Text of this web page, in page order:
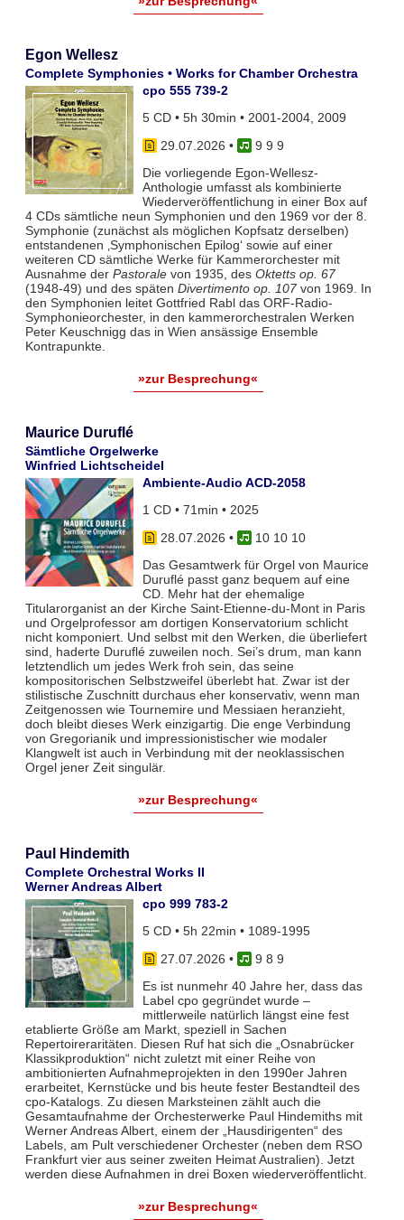
Egon Wellesz
Complete Symphonies • Works for Chamber Orchestra
cpo 555 739-2
5 CD • 5h 30min • 2001-2004, 2009
29.07.2026 •
9 9 9
Die vorliegende Egon-Wellesz-
Anthologie umfasst als kombinierte
Wiederveröffentlichung in einer Box auf
4 CDs sämtliche neun Symphonien und den 1969 vor der 8.
Symphonie (zunächst als möglichen Kopfsatz derselben)
entstandenen ‚Symphonischen Epilog‘ sowie auf einer
weiteren CD sämtliche Werke für Kammerorchester mit
Ausnahme der Pastoralevon 1935, des Oktetts op. 67
(1948-49) und des späten Divertimento op. 107von 1969. In
den Symphonien leitet Gottfried Rabl das ORF-Radio-
Symphonieorchester, in den kammerorchestralen Werken
Peter Keuschnigg das in Wien ansässige Ensemble
Kontrapunkte.
»zur Besprechung«
Maurice Duruflé
Sämtliche Orgelwerke
Winfried Lichtscheidel
Ambiente-Audio ACD-2058
1 CD • 71min • 2025
28.07.2026 •
10 10 10
Das Gesamtwerk für Orgel von Maurice
Duruflé passt ganz bequem auf eine
CD. Mehr hat der ehemalige
Titularorganist an der Kirche Saint-Etienne-du-Mont in Paris
und Orgelprofessor am dortigen Konservatorium schlicht
nicht komponiert. Und selbst mit den Werken, die überliefert
sind, haderte Duruflé zuweilen noch. Sei’s drum, man kann
letztendlich um jedes Werk froh sein, das seine
kompositorischen Selbstzweifel überlebt hat. Zwar ist der
stilistische Zuschnitt durchaus eher konservativ, wenn man
Zeitgenossen wie Tournemire und Messiaen heranzieht,
doch bleibt dieses Werk einzigartig. Die enge Verbindung
von Gregorianik und impressionistischer wie modaler
Klangwelt ist auch in Verbindung mit der neoklassischen
Orgel jener Zeit singulär.
»zur Besprechung«
Paul Hindemith
Complete Orchestral Works II
Werner Andreas Albert
cpo 999 783-2
5 CD • 5h 22min • 1089-1995
27.07.2026 •
9 8 9
Es ist nunmehr 40 Jahre her, dass das
Label cpo gegründet wurde –
mittlerweile natürlich längst eine fest
etablierte Größe am Markt, speziell in Sachen
Repertoireraritäten. Diesen Ruf hat sich die „Osnabrücker
Klassikproduktion“ nicht zuletzt mit einer Reihe von
ambitionierten Aufnahmeprojekten in den 1990er Jahren
erarbeitet, Kernstücke und bis heute fester Bestandteil des
cpo-Katalogs. Zu diesen Marksteinen zählt auch die
Gesamtaufnahme der Orchesterwerke Paul Hindemiths mit
Werner Andreas Albert, einem der „Hausdirigenten“ des
Labels, am Pult verschiedener Orchester (neben dem RSO
Frankfurt vier aus seiner zweiten Heimat Australien). Jetzt
werden diese Aufnahmen in drei Boxen wiederveröffentlicht.
»zur Besprechung«